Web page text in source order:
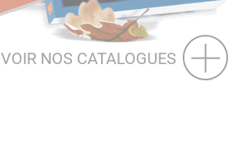
VOIR NOS CATALOGUES